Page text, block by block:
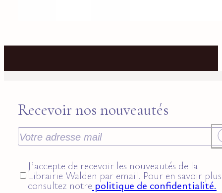
Recevoir nos nouveautés
J’accepte de recevoir les nouveautés de la
Librairie Walden par email. Pour en savoir
consultez notre politique de confidentialité.